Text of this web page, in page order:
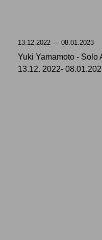
13.12.2022 — 08.01.2023
Yuki Yamamoto - Solo
13.12. 2022-